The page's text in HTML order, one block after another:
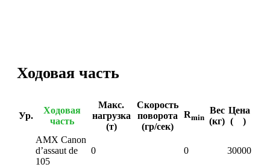
Ходовая часть
Ур.
Ходовая
часть
Макс.
нагрузка
(т)
Скорость
поворота
(гр/сек)
Rmin
Вес
(кг)
Цена
(
)
AMX Canon
d’assaut de
105
0 0 30000